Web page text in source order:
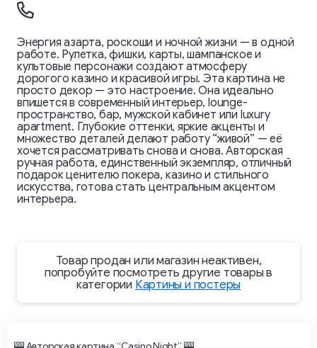
Энергия азарта, роскоши и ночной жизни — в одной
работе. Рулетка, фишки, карты, шампанское и
культовые персонажи создают атмосферу
дорогого казино и красивой игры. Эта картина не
просто декор — это настроение. Она идеально
впишется в современный интерьер, lounge-
пространство, бар, мужской кабинет или luxury
apartment. Глубокие оттенки, яркие акценты и
множество деталей делают работу “живой” — её
хочется рассматривать снова и снова. Авторская
ручная работа, единственный экземпляр, отличный
подарок ценителю покера, казино и стильного
искусства, готова стать центральным акцентом
интерьера.
Товар продан или магазин неактивен,
попробуйте посмотреть другие товары в
категории Картины и постеры